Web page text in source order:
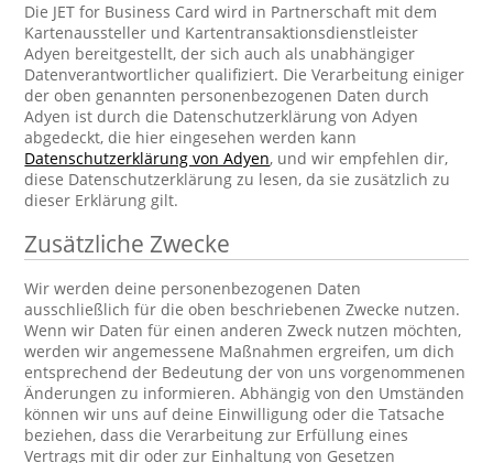
Die JET for Business Card wird in Partnerschaft mit dem
Kartenaussteller und Kartentransaktionsdienstleister
Adyen bereitgestellt, der sich auch als unabhängiger
Datenverantwortlicher qualifiziert. Die Verarbeitung einiger
der oben genannten personenbezogenen Daten durch
Adyen ist durch die Datenschutzerklärung von Adyen
abgedeckt, die hier eingesehen werden kann
Datenschutzerklärung von Adyen, und wir empfehlen dir,
diese Datenschutzerklärung zu lesen, da sie zusätzlich zu
dieser Erklärung gilt.
Zusätzliche Zwecke
Wir werden deine personenbezogenen Daten
ausschließlich für die oben beschriebenen Zwecke nutzen.
Wenn wir Daten für einen anderen Zweck nutzen möchten,
werden wir angemessene Maßnahmen ergreifen, um dich
entsprechend der Bedeutung der von uns vorgenommenen
Änderungen zu informieren. Abhängig von den Umständen
können wir uns auf deine Einwilligung oder die Tatsache
beziehen, dass die Verarbeitung zur Erfüllung eines
Vertrags mit dir oder zur Einhaltung von Gesetzen